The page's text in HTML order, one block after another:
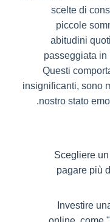
scelte di
piccole
abitudini
passeggiata in
Questi
insignificanti, sono
nostro stato
Scegliere
pagare più
Investire